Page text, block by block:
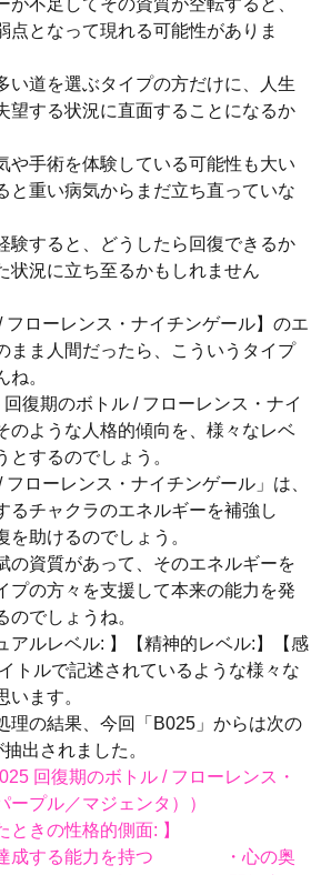
点となって現れる可能性がありま
い道を選ぶタイプの方だけに、人生
望する状況に直面することになるか
や手術を体験している可能性も大い
と重い病気からまだ立ち直っていな
験すると、どうしたら回復できるか
状況に立ち至るかもしれません
フローレンス・ナイチンゲール】のエ
まま人間だったら、こういうタイプ
。
復期のボトル / フローレンス・ナイ
のような人格的傾向を、様々なレベ
とするのでしょう。
フローレンス・ナイチンゲール」は、
るチャクラのエネルギーを補強し
を助けるのでしょう。
の資質があって、そのエネルギーを
プの方々を支援して本来の能力を発
のでしょうね。
アルレベル: 】【精神的レベル:】【感
トルで記述されているような様々な
います。
今回「B025」からは次の
出されました。
回復期のボトル / フローレンス・
ープル／マジェンタ））
ときの性格的側面: 】
達成する能力を持つ ・心の奥